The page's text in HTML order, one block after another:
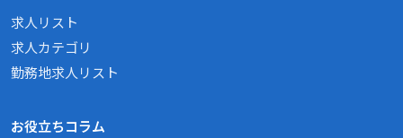
求人リスト
求人カテゴリ
勤務地求人リスト
お役立ちコラム